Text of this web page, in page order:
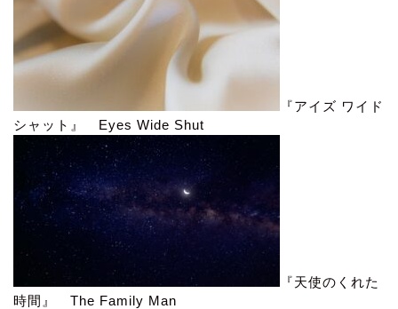
『アイズ ワイド
シャット』 Eyes Wide Shut
『天使のくれた
時間』 The Family Man